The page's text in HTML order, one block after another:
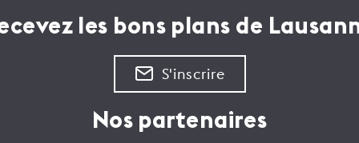
les bons plans de
S'inscrire
Nos partenaires